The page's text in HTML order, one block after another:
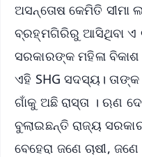
ଅସନ୍ତୋଷ କେମିତି ସୀମା
ବ୍ରହ୍ମଗିରିରୁ ଆସିଥିବା ଏ
ସରକାରଙ୍କ ମହିଳା
ଏହି SHG ସଦସ୍ୟ। ତାଙ୍କ
ଗାଁକୁ ଅଛି ରାସ୍ତା । ଋଣ
ବୁଲାଇଛନ୍ତି ରାଜ୍ୟ
ବେହେରା ଜଣେ ଚାଷୀ,